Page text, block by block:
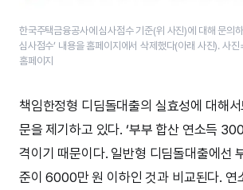
한국주택금융공사에 심사점수 기준(위 사진)에 대해 문의
심사점수’​ 내용을 홈페이지에서 삭제했다(아래 사진). 사
홈페이지
책임한정형 디딤돌대출의 실효성에 대해
문을 제기하고 있다. ‘부부 합산 연소득
격이기 때문이다. 일반형 디딤돌대출에선
준이 6000만 원 이하인 것과 비교된다. 연